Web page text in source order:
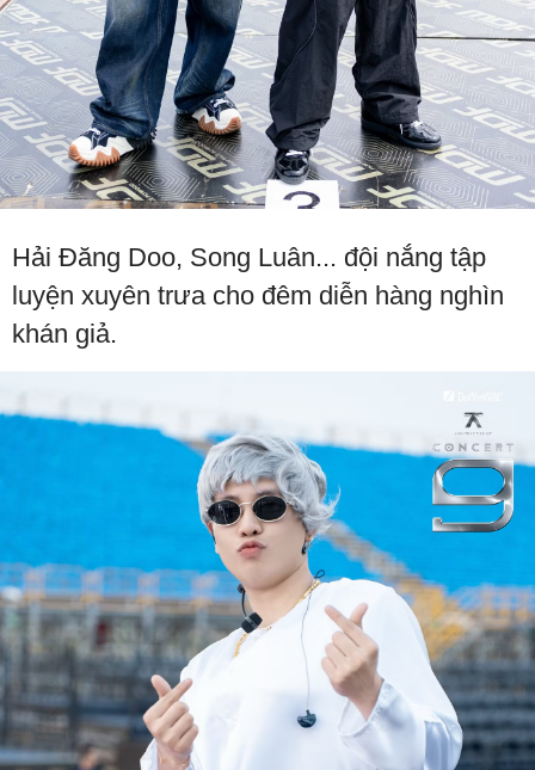
Hải Đăng Doo, Song Luân... đội nắng tập
luyện xuyên trưa cho đêm diễn hàng nghìn
khán giả.